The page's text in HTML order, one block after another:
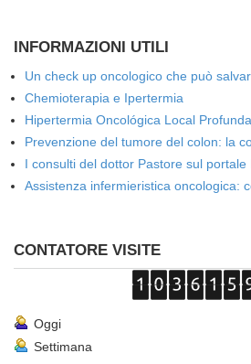
INFORMAZIONI UTILI
Un check up oncologico che può
Chemioterapia e Ipertermia
Hipertermia Oncológica Local Profunda
Prevenzione del tumore del colon: la
I consulti del dottor Pastore sul portale
Assistenza infermieristica oncologica:
CONTATORE VISITE
Oggi
Settimana